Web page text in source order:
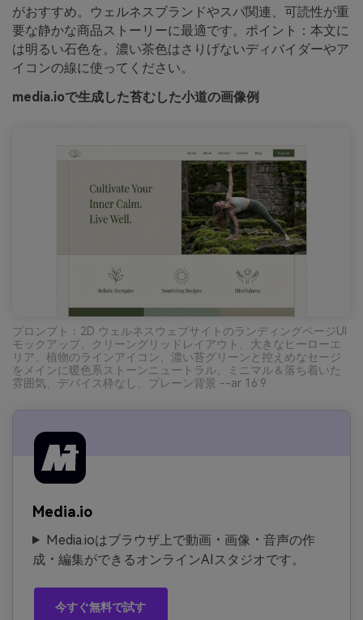
がおすすめ。ウェルネスブランドやスパ関連、可読性が重
要な静かな商品ストーリーに最適です。ポイント：本文に
は明るい石色を。濃い茶色はさりげないディバイダーやア
イコンの線に使ってください。
media.ioで生成した苔むした小道の画像例
プロンプト：2D ウェルネスウェブサイトのランディングページUI
モックアップ、クリーングリッドレイアウト、大きなヒーローエ
リア、植物のラインアイコン、濃い苔グリーンと控えめなセージ
をメインに暖色系ストーンニュートラル、ミニマル＆落ち着いた
雰囲気、デバイス枠なし、プレーン背景 --ar 16:9
Media.io
Media.ioはブラウザ上で動画・画像・音声の作
成・編集ができるオンラインAIスタジオです。
今すぐ無料で試す